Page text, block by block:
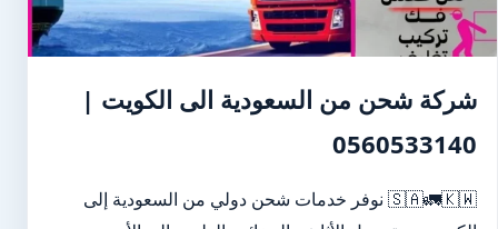
شركة شحن من السعودية الى الكويت |
0560533140
🇸🇦🚛🇰🇼 نوفر خدمات شحن دولي من السعودية إلى